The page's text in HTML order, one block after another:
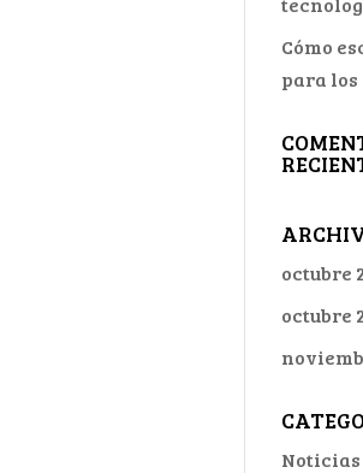
Cómo
para los
octubre
octubre
Noticias